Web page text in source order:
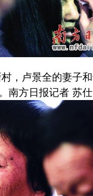
卢景全的妻子和
南方日报记者 苏